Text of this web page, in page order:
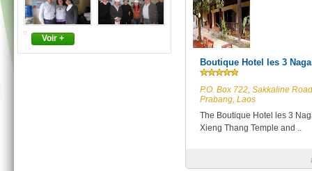
Voir +
Boutique Hotel les 3
P.O. Box 722, Sakkaline
Prabang, Laos
The Boutique Hotel les 3
Xieng Thang Temple and ..